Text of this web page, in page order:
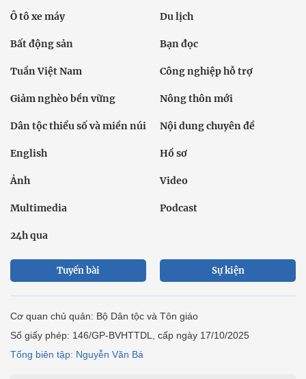
Ô tô xe máy Du lịch
Bất động sản Bạn đọc
Tuần Việt Nam Công nghiệp hỗ trợ
Giảm nghèo bền vững Nông thôn mới
Dân tộc thiểu số và miền núi Nội dung chuyên đề
English Hồ sơ
Ảnh Video
Multimedia Podcast
24h qua
Tuyến bài Sự kiện
Cơ quan chủ quản: Bộ Dân tộc và Tôn giáo
Số giấy phép: 146/GP-BVHTTDL, cấp ngày 17/10/2025
Tổng biên tập: Nguyễn Văn Bá